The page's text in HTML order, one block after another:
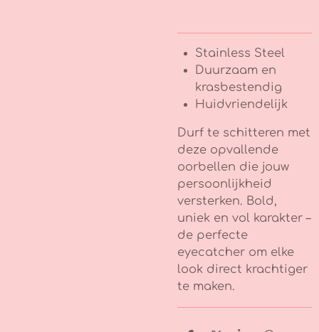
Stainless Steel
Duurzaam en
krasbestendig
Huidvriendelijk
Durf te schitteren met
deze opvallende
oorbellen die jouw
persoonlijkheid
versterken. Bold,
uniek en vol karakter –
de perfecte
eyecatcher om elke
look direct krachtiger
te maken.